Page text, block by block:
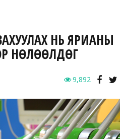
НЬ ЯРИАНЫ
НӨЛӨӨЛДӨГ
9,892